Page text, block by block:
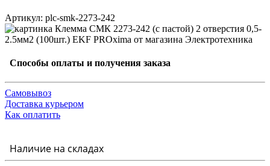
Артикул: plc-smk-2273-242
Способы оплаты и получения заказа
Самовывоз
Доставка курьером
Как оплатить
Наличие на складах